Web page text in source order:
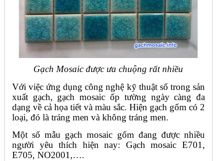
Gạch Mosaic được ưa chuộng rất nhiều
Với việc ứng dụng công nghệ kỹ thuật số trong sản
xuất gạch, gạch mosaic ốp tường ngày càng đa
dạng về cả họa tiết và màu sắc. Hiện gạch gốm có 2
loại, đó là tráng men và không tráng men.
Một số mẫu gạch mosaic gốm đang được nhiều
người yêu thích hiện nay: Gạch mosaic E701,
E705, NO2001,….